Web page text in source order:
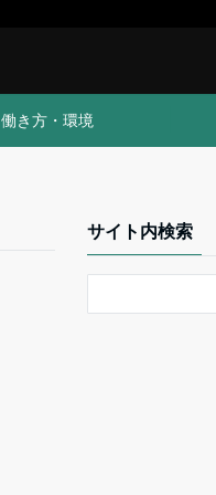
働き方・環境
サイト内検索